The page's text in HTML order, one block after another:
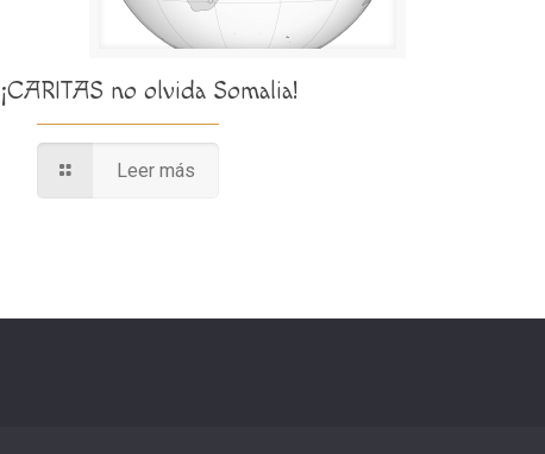
¡CARITAS no olvida Somalia!
Leer más